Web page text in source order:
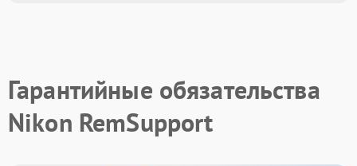
Гарантийные обязательства
Nikon RemSupport